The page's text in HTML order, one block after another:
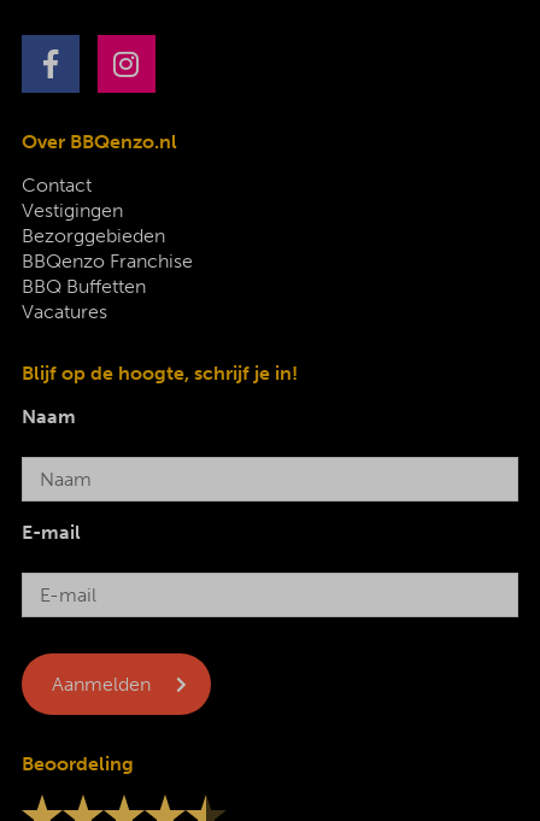
Over BBQenzo.nl
Contact
Vestigingen
Bezorggebieden
BBQenzo Franchise
BBQ Buffetten
Vacatures
Blijf op de hoogte, schrijf je in!
Naam
E-mail
Beoordeling